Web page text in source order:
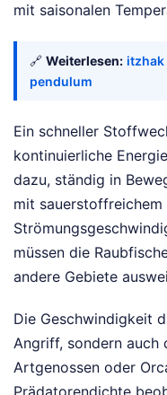
mit saisonalen
🔗 Weiterlesen: itzhak
pendulum
Ein schneller
kontinuierliche
dazu, ständig in
mit sauerstoffreichem
müssen die
andere Gebiete
Die Geschwindigkeit
Angriff, sondern auch
Artgenossen oder